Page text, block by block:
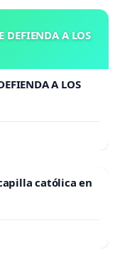
DEFIENDA A LOS
A LOS
católica en